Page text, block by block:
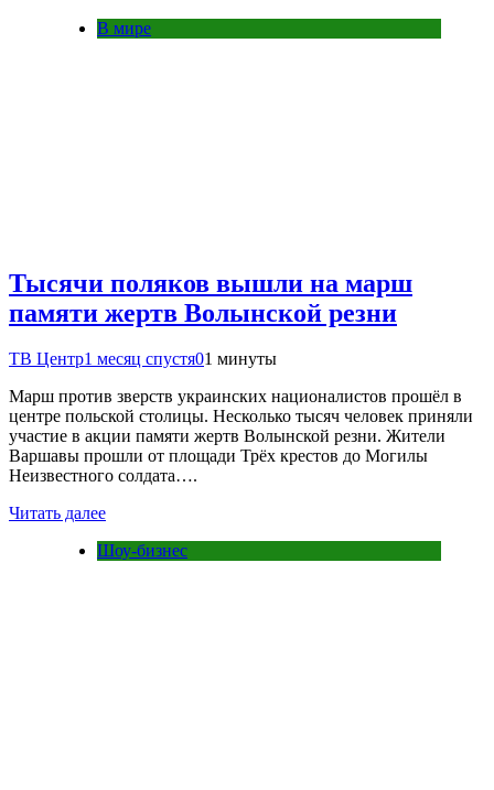
В мире
Тысячи поляков вышли на марш
памяти жертв Волынской резни
ТВ Центр1 месяц спустя01 минуты
Марш против зверств украинских националистов прошёл в
центре польской столицы. Несколько тысяч человек приняли
участие в акции памяти жертв Волынской резни. Жители
Варшавы прошли от площади Трёх крестов до Могилы
Неизвестного солдата….
Читать далее
Шоу-бизнес